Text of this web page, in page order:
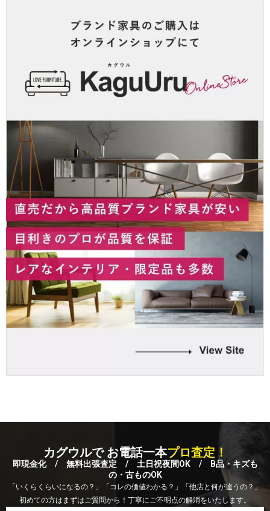
カグウルで お電話一本プロ査定！
即現金化 / 無料出張査定 / 土日祝夜間OK / B品・キズも
の・古ものOK
「いくらくらいになるの？」「コレの価値わかる？」「他店と何が違うの？」
初めての方はまずはご質問から！丁寧にご不明点の解消をいたします。